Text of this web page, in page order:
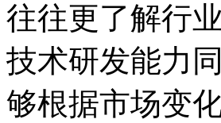
往往更了解行
技术研发能力
够根据市场变